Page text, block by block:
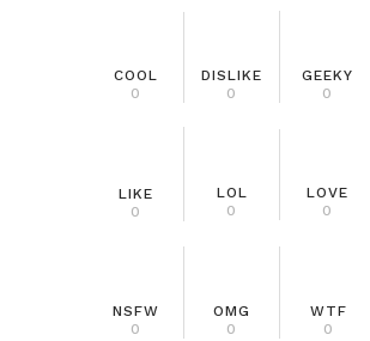
COOL
0
DISLIKE
0
GEEKY
0
LIKE
0
LOL
0
LOVE
0
NSFW
0
OMG
0
WTF
0